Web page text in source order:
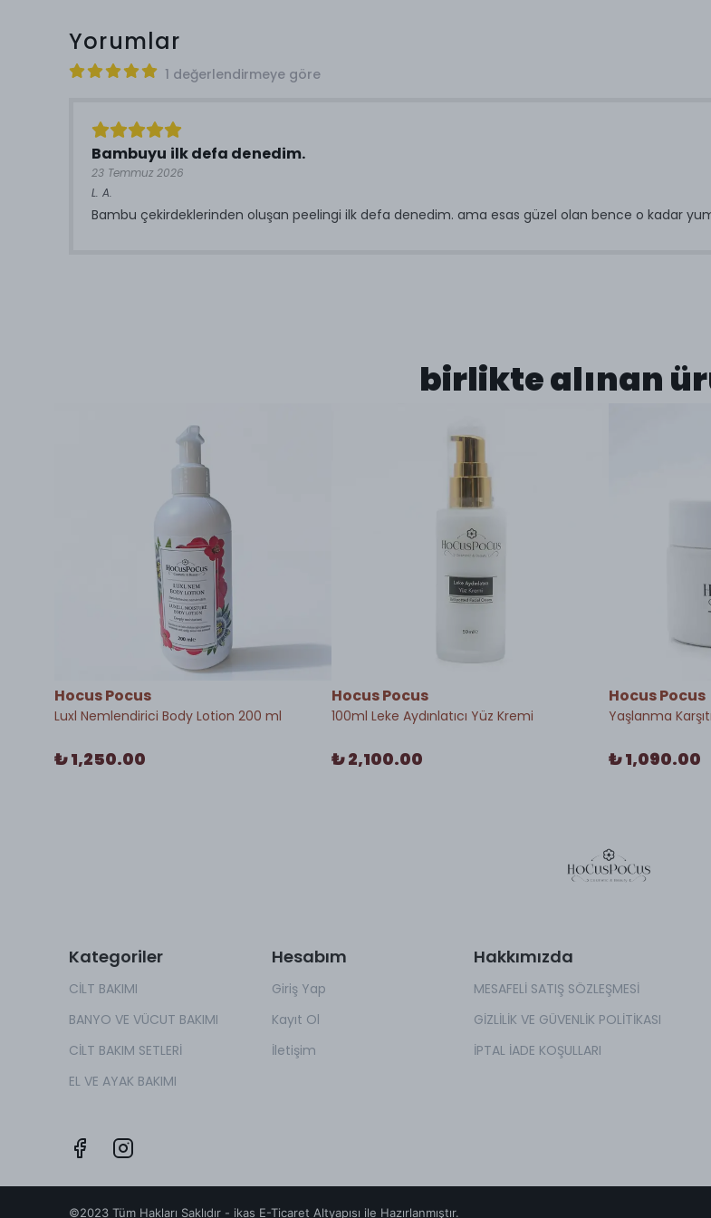
Yorumlar
1 değerlendirmeye göre
Bambuyu ilk defa denedim.
23 Temmuz 2026
L. A.
Bambu çekirdeklerinden oluşan peelingi ilk defa denedim. ama esas güzel olan bence o kadar
birlikte alınan
Hocus Pocus
Luxl Nemlendirici Body Lotion 200 ml
₺ 1,250.00
Hocus Pocus
100ml Leke Aydınlatıcı Yüz Kremi
₺ 2,100.00
Hocus Pocus
Yaşlanma
₺ 1,090.00
Kategoriler
CİLT BAKIMI
BANYO VE VÜCUT BAKIMI
CİLT BAKIM SETLERİ
EL VE AYAK BAKIMI
Hesabım
Giriş Yap
Kayıt Ol
İletişim
Hakkımızda
MESAFELİ SATIŞ SÖZLEŞMESİ
GİZLİLİK VE GÜVENLİK POLİTİKASI
İPTAL İADE KOŞULLARI
©2023 Tüm Hakları Saklıdır - ikas E-Ticaret Altyapısı ile Hazırlanmıştır.